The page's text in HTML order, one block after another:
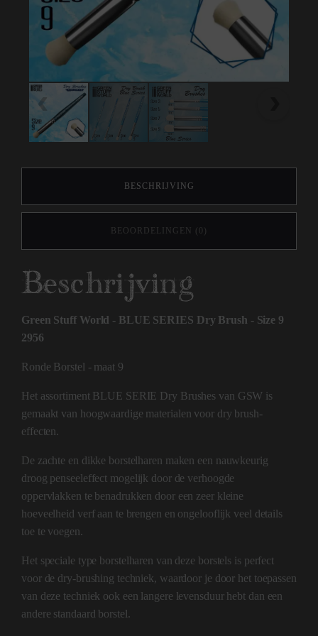
BESCHRIJVING
BEOORDELINGEN (0)
Beschrijving
Green Stuff World - BLUE SERIES Dry Brush - Size 9
2956
Ronde Borstel - maat 9
Het assortiment BLUE SERIE Dry Brushes van GSW is
gemaakt van hoogwaardige materialen voor dry brush-
effecten.
De zachte en dikke borstelharen maken een nauwkeurig
droog penseeleffect mogelijk door de verhoogde
oppervlakken te benadrukken door een zeer kleine
hoeveelheid verf aan te brengen en ongelooflijk veel details
toe te voegen.
Het speciale type borstelharen van deze borstels is perfect
voor de dry-brushing techniek, waardoor je door het toepassen
van deze techniek ook een langere levensduur hebt dan een
andere standaard borstel.